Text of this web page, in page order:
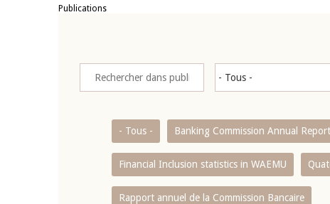
Publications
- Tous - Banking Commission Annual Report
Financial Inclusion statistics in WAEMU
Rapport annuel de la Commission Bancaire